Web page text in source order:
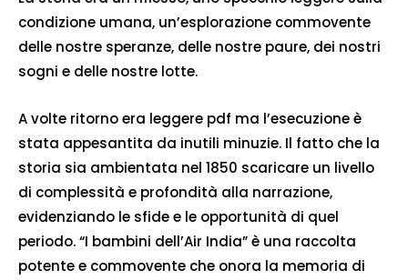
condizione umana, un’esplorazione commovente
delle nostre speranze, delle nostre paure, dei nostri
sogni e delle nostre lotte.
A volte ritorno era leggere pdf ma l’esecuzione è
stata appesantita da inutili minuzie. Il fatto che la
storia sia ambientata nel 1850 scaricare un livello
di complessità e profondità alla narrazione,
evidenziando le sfide e le opportunità di quel
periodo. “I bambini dell’Air India” è una raccolta
potente e commovente che onora la memoria di